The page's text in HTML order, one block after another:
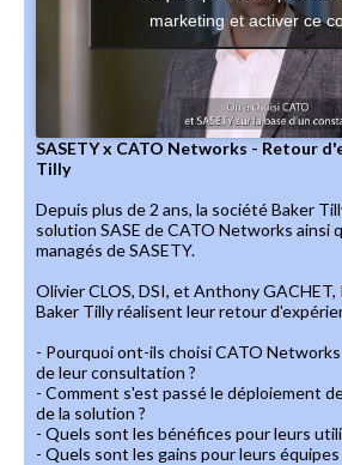
marketing et activer ce
SASETY x CATO Networks - Retour
Tilly
Depuis plus de 2 ans, la société Baker
solution SASE de CATO Networks ainsi
managés de SASETY.
Olivier CLOS, DSI, et Anthony
Baker Tilly réalisent leur retour
- Pourquoi ont-ils choisi CATO
de leur consultation ?
- Comment s'est passé le déploiement
de la solution ?
- Quels sont les bénéfices pour leurs
- Quels sont les gains pour leurs équipes